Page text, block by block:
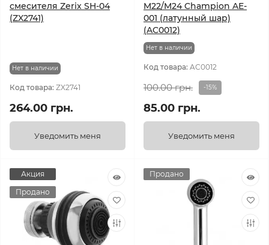
смесителя Zerix SH-04
(ZX2741)
Нет в наличии
Код товара: ZX2741
264.00 грн.
Уведомить меня
M22/M24 Champion AE-
001 (латунный шар)
(AC0012)
Нет в наличии
Код товара: AC0012
100.00 грн. -15%
85.00 грн.
Уведомить меня
Акция
Продано
Продано